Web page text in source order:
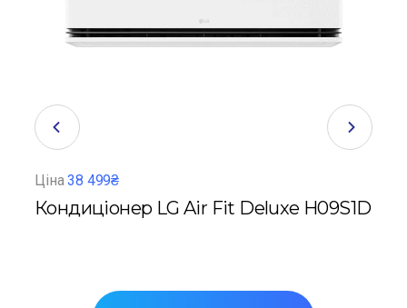
Ціна38 499₴
Кондиціонер LG Air Fit Deluxe H09S1D